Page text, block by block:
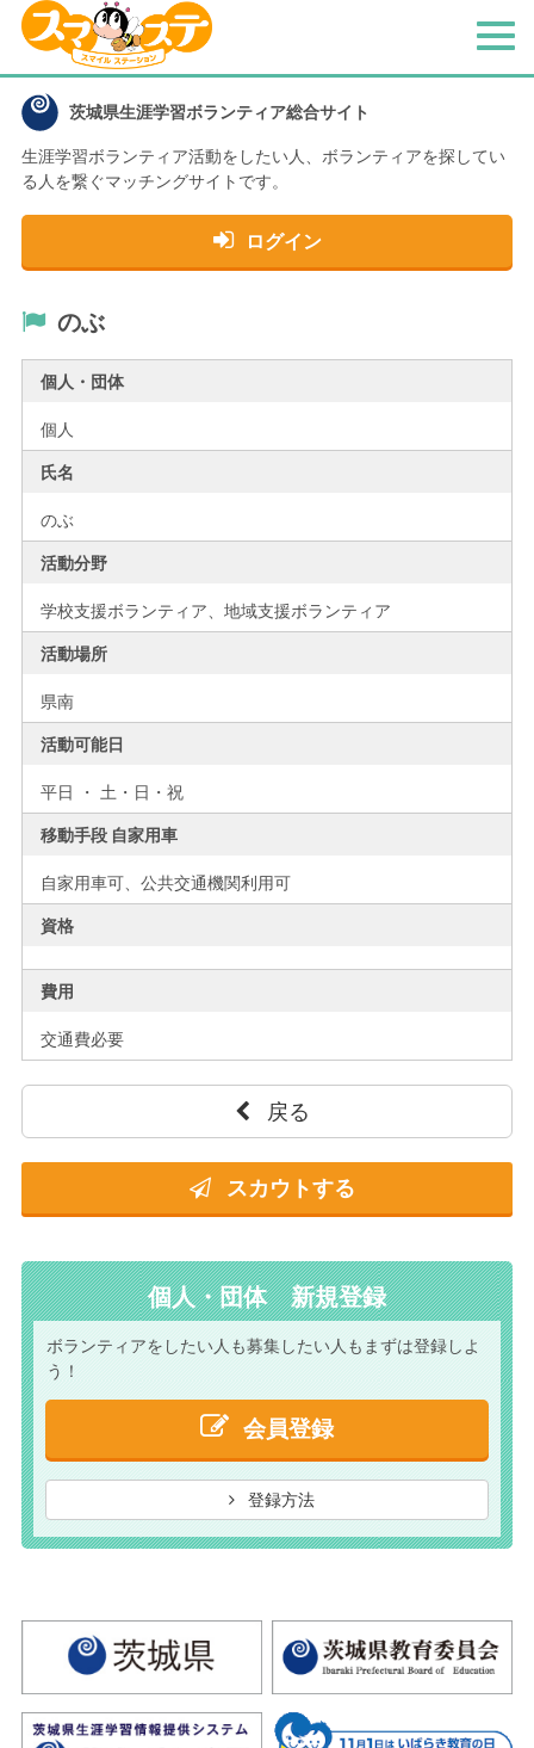
茨城県生涯学習ボランティア総合サイト
生涯学習ボランティア活動をしたい人、 ボランティアを探してい
る人を繋ぐマッチングサイトです。
ログイン
メ
のぶ
個人・団体
個人
氏名
のぶ
活動分野
学校支援ボランティア、地域支援ボランティア
活動場所
県南
活動可能日
平日 ・ 土・日・祝
移動手段 自家用車
自家用車可、公共交通機関利用可
資格
費用
交通費必要
戻る
スカウトする
個人・団体 新規登録
ボランティアをしたい人も募集したい人もまずは登録しよ
う！
会員登録
登録方法